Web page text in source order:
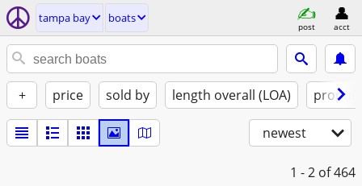
tampa bay boats
post acct
+ price sold by length overall (LOA)
newest
1 - 2 of 464